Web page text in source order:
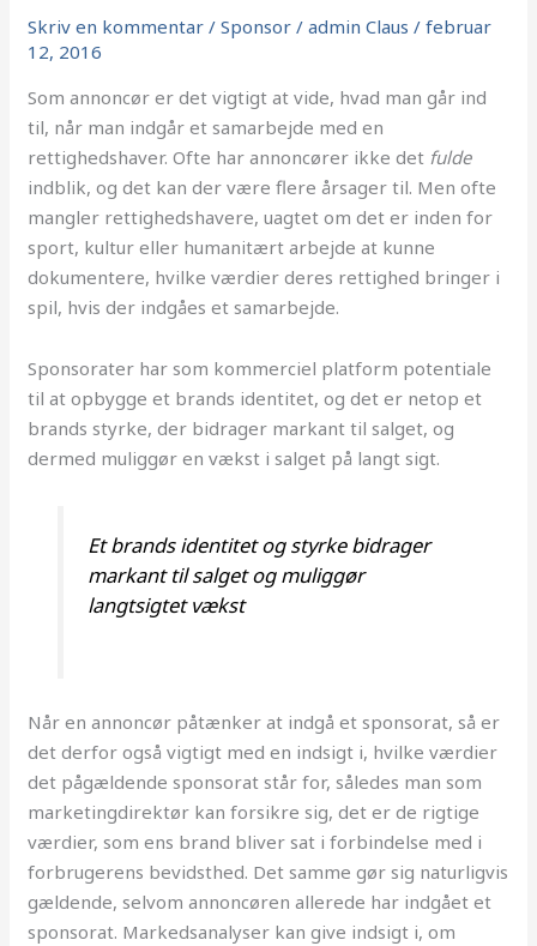
Skriv en kommentar /Sponsor /admin Claus/februar
12, 2016
Som annoncør er det vigtigt at vide, hvad man går ind
til, når man indgår et samarbejde med en
rettighedshaver. Ofte har annoncører ikke det fulde
indblik, og det kan der være flere årsager til. Men ofte
mangler rettighedshavere, uagtet om det er inden for
sport, kultur eller humanitært arbejde at kunne
dokumentere, hvilke værdier deres rettighed bringer i
spil, hvis der indgåes et samarbejde.
Sponsorater har som kommerciel platform potentiale
til at opbygge et brands identitet, og det er netop et
brands styrke, der bidrager markant til salget, og
dermed muliggør en vækst i salget på langt sigt.
Et brands identitet og styrke bidrager
markant til salget og muliggør
langtsigtet vækst
Når en annoncør påtænker at indgå et sponsorat, så er
det derfor også vigtigt med en indsigt i, hvilke værdier
det pågældende sponsorat står for, således man som
marketingdirektør kan forsikre sig, det er de rigtige
værdier, som ens brand bliver sat i forbindelse med i
forbrugerens bevidsthed. Det samme gør sig naturligvis
gældende, selvom annoncøren allerede har indgået et
sponsorat. Markedsanalyser kan give indsigt i, om
virksomheds
DNA?